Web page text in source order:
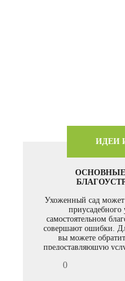
ИДЕИ
Ухоженный сад
приусадебного
самостоятельном
совершают ошибки.
вы можете
предоставляющую
0